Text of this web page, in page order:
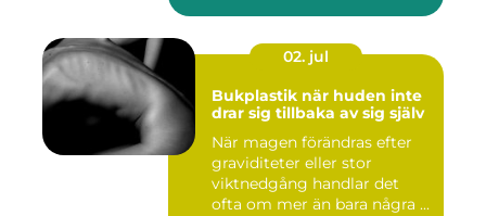
02. jul
Bukplastik när huden inte
drar sig tillbaka av sig själv
När magen förändras efter
graviditeter eller stor
viktnedgång handlar det
ofta om mer än bara några ...